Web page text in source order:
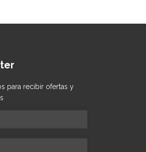
para recibir ofertas y